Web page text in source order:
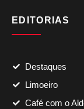
EDITORIAS
Destaques
Limoeiro
Café com o